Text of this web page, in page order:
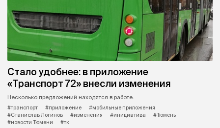
Стало удобнее: в приложение
«Транспорт 72» внесли изменения
Несколько предложений находятся в работе.
#транспорт
#приложение
#мобильные приложения
#Станислав Логинов
#изменения #инициатива
#Тюмень
#новости Тюмени
#тк